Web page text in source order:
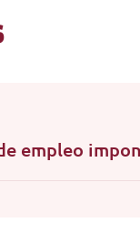
empleo